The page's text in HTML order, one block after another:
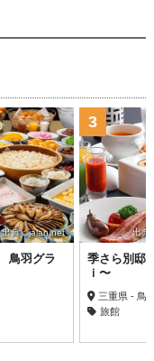
出典：jalan.net
鳥羽グラ
出典
3
季さら別邸
ｉ〜
三重県 - 鳥
旅館